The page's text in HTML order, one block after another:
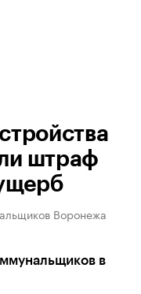
штраф
Воронежа
в